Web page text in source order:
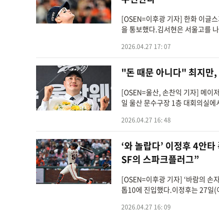
[OSEN=이후광 기자] 한화 이글
을 통보했다.김서현은 서울고를
2026.04.27 17: 07
"돈 때문 아니다" 최지만
[OSEN=울산, 손찬익 기자] 메이
일 울산 문수구장 1층 대회의실
2026.04.27 16: 48
‘와 놀랍다’ 이정후 4안
SF의 스파크플러그”
[OSEN=이후광 기자] ‘바람의 손
톱10에 진입했다.이정후는 27일(
2026.04.27 16: 09